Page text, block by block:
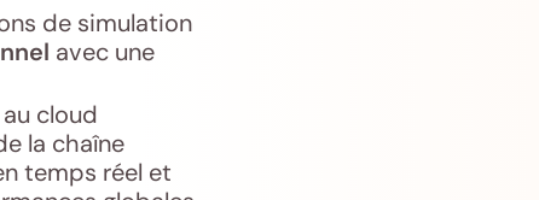
de simulation
avec une
cloud
la chaîne
temps réel et